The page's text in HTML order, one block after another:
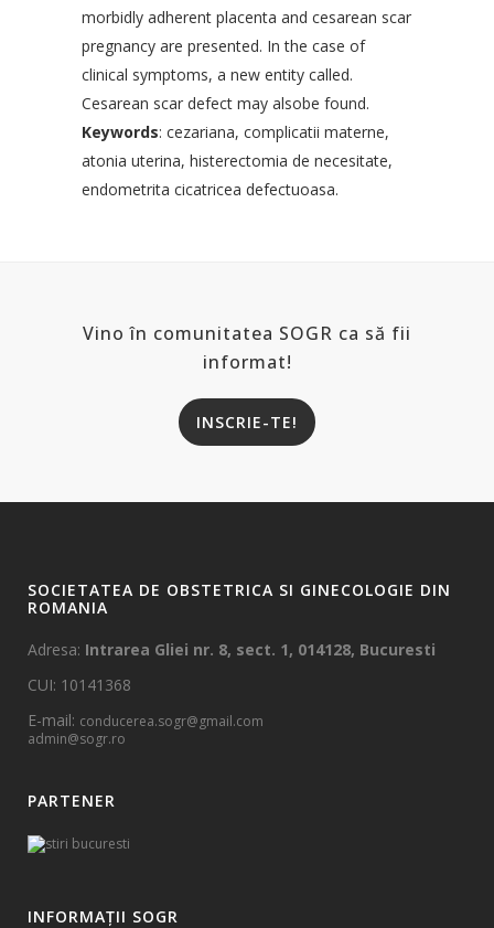
morbidly adherent placenta and cesarean scar
pregnancy are presented. In the case of
clinical symptoms, a new entity called.
Cesarean scar defect may alsobe found.
Keywords: cezariana, complicatii materne,
atonia uterina, histerectomia de necesitate,
endometrita cicatricea defectuoasa.
Vino în comunitatea SOGR ca să fii
informat!
INSCRIE-TE!
SOCIETATEA DE OBSTETRICA SI GINECOLOGIE DIN
ROMANIA
Adresa: Intrarea Gliei nr. 8, sect. 1, 014128, Bucuresti
CUI: 10141368
E-mail: conducerea.sogr@gmail.com
admin@sogr.ro
PARTENER
INFORMAȚII SOGR